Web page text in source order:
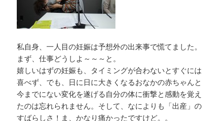
私自身、一人目の妊娠は予想外の出来事で慌てました。
まず、仕事どうしよ～～～と。
嬉しいはずの妊娠も、タイミングが合わないとすぐには
喜べず、でも、日に日に大きくなるおなかの赤ちゃんと
今までにない変化を遂げる自分の体に衝撃と感動を覚え
たのは忘れられません。そして、なによりも「出産」の
すばらしさ！ま、かなり痛かったですけど。。